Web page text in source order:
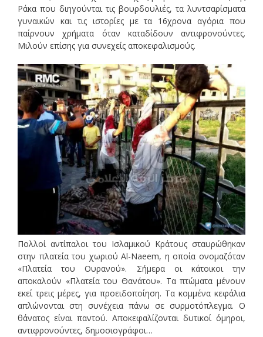
Ράκα που διηγούνται τις βουρδουλιές, τα λυντσαρίσματα
γυναικών και τις ιστορίες με τα 16χρονα αγόρια που
παίρνουν χρήματα όταν καταδίδουν αντιφρονούντες.
Μιλούν επίσης για συνεχείς αποκεφαλισμούς.
Πολλοί αντίπαλοι του Ισλαμικού Κράτους σταυρώθηκαν
στην πλατεία του χωριού Al-Naeem, η οποία ονομαζόταν
«Πλατεία του Ουρανού». Σήμερα οι κάτοικοι την
αποκαλούν «Πλατεία του Θανάτου». Τα πτώματα μένουν
εκεί τρεις μέρες, για προειδοποίηση. Τα κομμένα κεφάλια
απλώνονται στη συνέχεια πάνω σε συρμοτόπλεγμα. Ο
θάνατος είναι παντού. Αποκεφαλίζονται δυτικοί όμηροι,
αντιφρονούντες, δημοσιογράφοι…